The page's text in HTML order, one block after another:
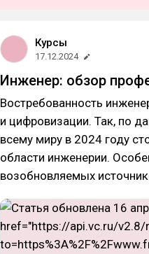
Курсы
17.12.2024
Инженер: обзор
Востребованность
и цифровизации. Так, по
всему миру в 2024 году
области инженерии.
возобновляемых